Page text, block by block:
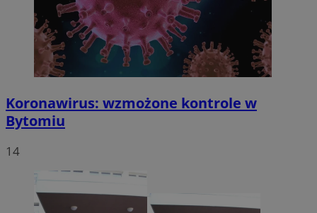
Koronawirus: wzmożone kontrole w
Bytomiu
14